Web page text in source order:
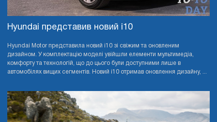
Hyundai представив новий i10
Hyundai Motor представила новий i10 зі свіжим та оновленим
дизайном. У комплектацію моделі увійшли елементи мультимедіа,
комфорту та технологій, що до цього були доступними лише в
автомобілях вищих сегментів. Новий i10 отримав оновлення дизайну, ...